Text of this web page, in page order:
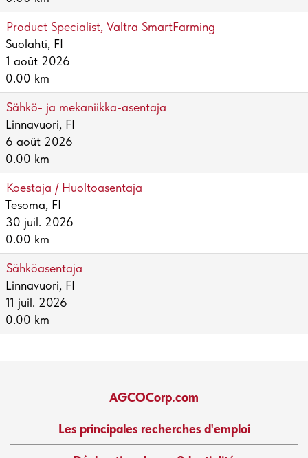
Product Specialist, Valtra SmartFarming
Suolahti, FI
1 août 2026
0.00 km
Sähkö- ja mekaniikka-asentaja
Linnavuori, FI
6 août 2026
0.00 km
Koestaja / Huoltoasentaja
Tesoma, FI
30 juil. 2026
0.00 km
Sähköasentaja
Linnavuori, FI
11 juil. 2026
0.00 km
AGCOCorp.com
Les principales recherches d'emploi